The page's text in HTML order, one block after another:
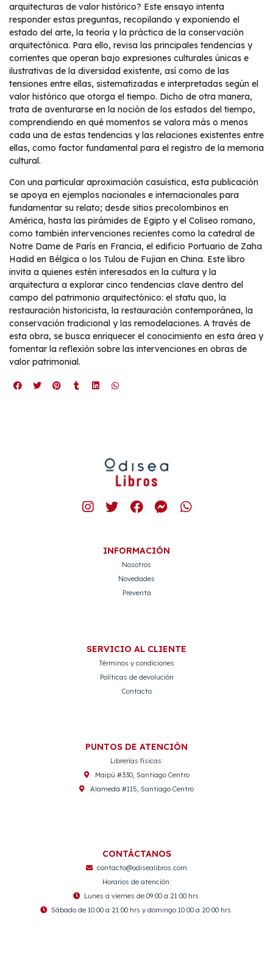
arquitecturas de valor histórico? Este ensayo intenta
responder estas preguntas, recopilando y exponiendo el
estado del arte, la teoría y la práctica de la conservación
arquitectónica. Para ello, revisa las principales tendencias y
corrientes que operan bajo expresiones culturales únicas e
ilustrativas de la diversidad existente, así como de las
tensiones entre ellas, sistematizadas e interpretadas según el
valor histórico que otorga el tiempo. Dicho de otra manera,
trata de aventurarse en la noción de los estados del tiempo,
comprendiendo en qué momentos se valora más o menos
cada una de estas tendencias y las relaciones existentes entre
ellas, como factor fundamental para el registro de la memoria
cultural.
Con una particular aproximación casuística, esta publicación
se apoya en ejemplos nacionales e internacionales para
fundamentar su relato; desde sitios precolombinos en
América, hasta las pirámides de Egipto y el Coliseo romano,
como también intervenciones recientes como la catedral de
Notre Dame de París en Francia, el edificio Portuario de Zaha
Hadid en Bélgica o los Tulou de Fujian en China. Este libro
invita a quienes estén interesados en la cultura y la
arquitectura a explorar cinco tendencias clave dentro del
campo del patrimonio arquitectónico: el statu quo, la
restauración historicista, la restauración contemporánea, la
conservación tradicional y las remodelaciones. A través de
esta obra, se busca enriquecer el conocimiento en esta área y
fomentar la reflexión sobre las intervenciones en obras de
valor patrimonial.
INFORMACIÓN
Nosotros
Novedades
Preventa
SERVICIO AL CLIENTE
Términos y condiciones
Políticas de devolución
Contacto
PUNTOS DE ATENCIÓN
Librerías físicas:
Maipú #330, Santiago Centro
Alameda #115, Santiago Centro
CONTÁCTANOS
contacto@odisealibros.com
Horarios de atención:
Lunes a viernes de 09:00 a 21:00 hrs.
Sábado de 10:00 a 21:00 hrs y domingo 10:00 a 20:00 hrs.